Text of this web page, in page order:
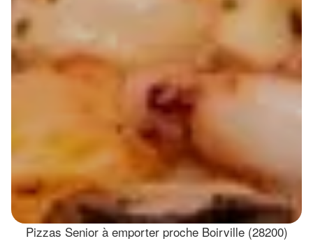
Pizzas Senior à emporter proche Boirville (28200)